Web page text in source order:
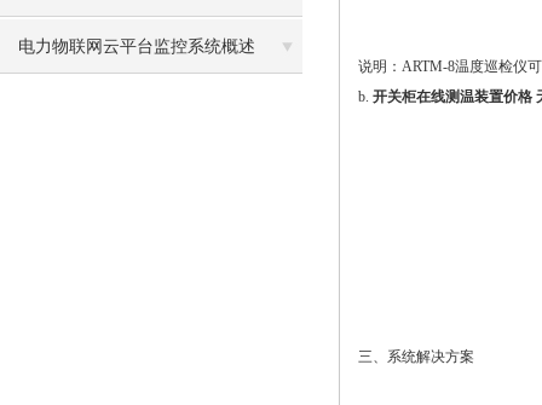
有限公司的应用
电力物联网云平台监控系统概述
说明：ARTM-8温度巡检仪
b. 开关柜在线测温装置价格
三、系统解决方案